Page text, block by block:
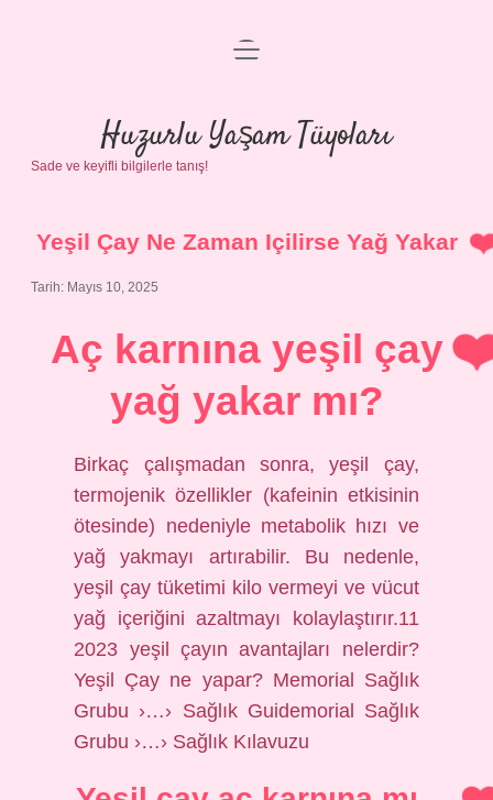
Anasayfa
Gizlilik Politikası
Yasal Uyarı
menüyü
Huzurlu Yaşam Tüyoları
Sade ve keyifli bilgilerle tanış!
Yeşil Çay Ne Zaman Içilirse Yağ Yakar
Tarih: Mayıs 10, 2025
Aç karnına yeşil çay
yağ yakar mı?
Birkaç çalışmadan sonra, yeşil çay,
termojenik özellikler (kafeinin etkisinin
ötesinde) nedeniyle metabolik hızı ve
yağ yakmayı artırabilir. Bu nedenle,
yeşil çay tüketimi kilo vermeyi ve vücut
yağ içeriğini azaltmayı kolaylaştırır.11
2023 yeşil çayın avantajları nelerdir?
Yeşil Çay ne yapar? Memorial Sağlık
Grubu ›…› Sağlık Guidemorial Sağlık
Grubu ›…› Sağlık Kılavuzu